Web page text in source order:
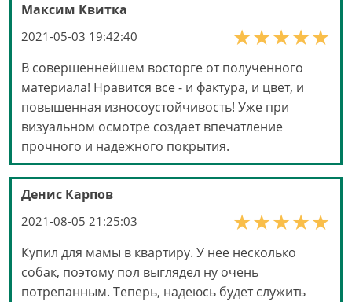
Максим Квитка
2021-05-03 19:42:40
В совершеннейшем восторге от полученного
материала! Нравится все - и фактура, и цвет, и
повышенная износоустойчивость! Уже при
визуальном осмотре создает впечатление
прочного и надежного покрытия.
Денис Карпов
2021-08-05 21:25:03
Купил для мамы в квартиру. У нее несколько
собак, поэтому пол выглядел ну очень
потрепанным. Теперь, надеюсь будет служить